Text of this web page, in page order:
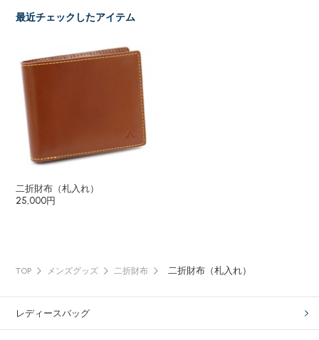
最近チェックしたアイテム
二折財布（札入れ）
25,000円
TOP メンズグッズ 二折財布 二折財布（札入れ）
レディースバッグ